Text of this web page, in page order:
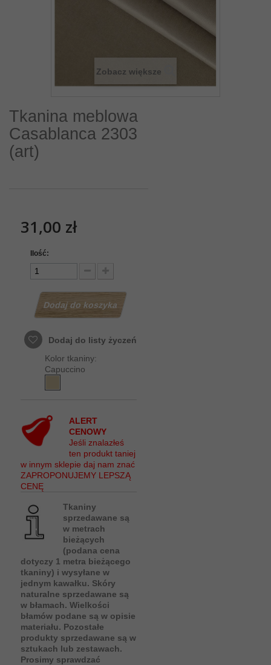
Zobacz większe
Tkanina meblowa
Casablanca 2303
(art)
31,00 zł
Ilość:
Dodaj do koszyka
Dodaj do listy życzeń
Kolor tkaniny:
Capuccino
ALERT
CENOWY
Jeśli znalazłeś
ten produkt taniej
w innym sklepie daj nam znać
ZAPROPONUJEMY LEPSZĄ
CENĘ
Tkaniny
sprzedawane są
w metrach
bieżących
(podana cena
dotyczy 1 metra bieżącego
tkaniny) i wysyłane w
jednym kawałku. Skóry
naturalne sprzedawane są
w błamach. Wielkości
błamów podane są w opisie
materiału. Pozostałe
produkty sprzedawane są w
sztukach lub zestawach.
Prosimy sprawdzać